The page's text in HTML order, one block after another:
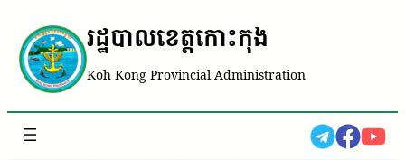
រដ្ឋបាលខេត្តកោះកុង
Koh Kong Provincial Administration